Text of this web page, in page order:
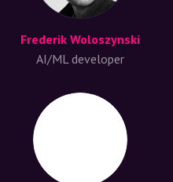
Frederik Woloszynski
AI/ML developer